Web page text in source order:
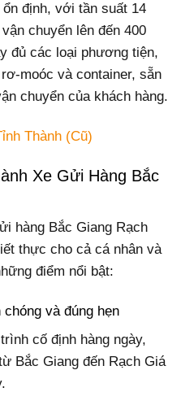
định, với tần suất 14
chuyển lên đến 400
đủ các loại phương tiện,
moóc và container, sẵn
chuyển của khách hàng.
Thành (Cũ)
Xe Gửi Hàng Bắc
hàng Bắc Giang Rạch
thực cho cả cá nhân và
điểm nổi bật:
và đúng hẹn
cố định hàng ngày,
Bắc Giang đến Rạch Giá